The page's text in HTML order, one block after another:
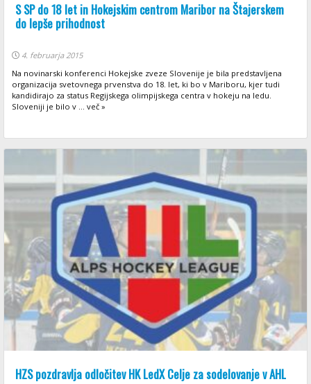
S SP do 18 let in Hokejskim centrom Maribor na Štajerskem
do lepše prihodnost
4. februarja 2015
Na novinarski konferenci Hokejske zveze Slovenije je bila predstavljena
organizacija svetovnega prvenstva do 18. let, ki bo v Mariboru, kjer tudi
kandidirajo za status Regijskega olimpijskega centra v hokeju na ledu.
Sloveniji je bilo v ... več »
HZS pozdravlja odločitev HK LedX Celje za sodelovanje v AHL